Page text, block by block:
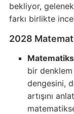
bekliyor,
farkı birlikte
2028
bir
dengesini,
artışını